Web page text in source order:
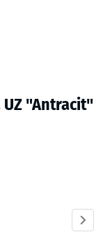
UZ "Antracit"